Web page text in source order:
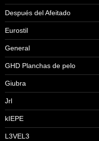
Después del Afeitado
Eurostil
General
GHD Planchas de pelo
Giubra
Jrl
kIEPE
L3VEL3